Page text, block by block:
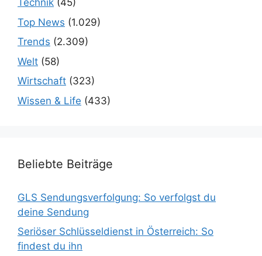
Technik (45)
Top News (1.029)
Trends (2.309)
Welt (58)
Wirtschaft (323)
Wissen & Life (433)
Beliebte Beiträge
GLS Sendungsverfolgung: So verfolgst du
deine Sendung
Seriöser Schlüsseldienst in Österreich: So
findest du ihn